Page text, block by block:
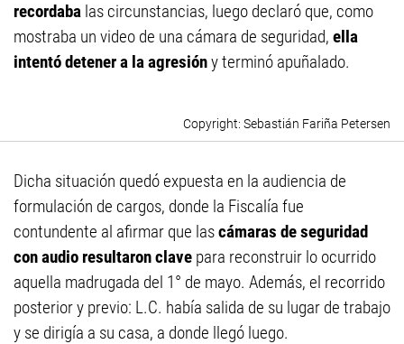
recordaba las circunstancias, luego declaró que, como
mostraba un video de una cámara de seguridad, ella
intentó detener a la agresióny terminó apuñalado.
Sebastián Fariña Petersen
Dicha situación quedó expuesta en la audiencia de
formulación de cargos, donde la Fiscalía fue
contundente al afirmar que lascámaras de seguridad
con audio resultaron clave para reconstruir lo ocurrido
aquella madrugada del 1° de mayo. Además, el recorrido
posterior y previo: L.C. había salida de su lugar de trabajo
y se dirigía a su casa, a donde llegó luego.